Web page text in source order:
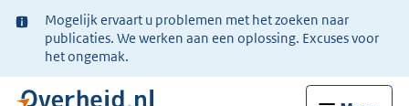
Ter
informatie:
Mogelijk ervaart u problemen met het zoeken naar
publicaties. We werken aan een oplossing. Excuses voor
het ongemak.